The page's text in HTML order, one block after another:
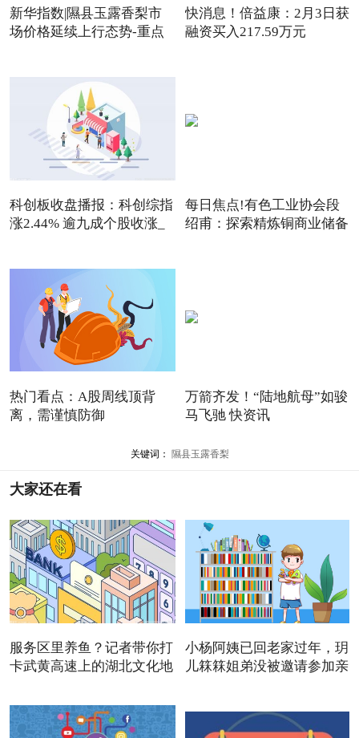
新华指数|隰县玉露香梨市
场价格延续上行态势-重点
快消息！倍益康：2月3日获
融资买入217.59万元
科创板收盘播报：科创综指
涨2.44% 逾九成个股收涨_
每日焦点!有色工业协会段
绍甫：探索精炼铜商业储备
热门看点：A股周线顶背
离，需谨慎防御
万箭齐发！“陆地航母”如骏
马飞驰 快资讯
关键词： 隰县玉露香梨
大家还在看
服务区里养鱼？记者带你打
卡武黄高速上的湖北文化地
小杨阿姨已回老家过年，玥
儿箖箖姐弟没被邀请参加亲